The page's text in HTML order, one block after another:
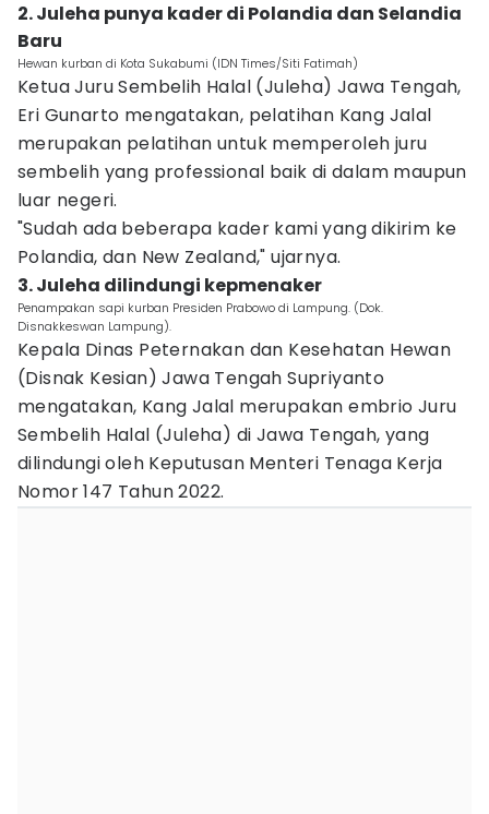
2. Juleha punya kader di Polandia dan Selandia
Baru
Hewan kurban di Kota Sukabumi (IDN Times/Siti Fatimah)
Ketua Juru Sembelih Halal (Juleha) Jawa Tengah,
Eri Gunarto mengatakan, pelatihan Kang Jalal
merupakan pelatihan untuk memperoleh juru
sembelih yang professional baik di dalam maupun
luar negeri.
"Sudah ada beberapa kader kami yang dikirim ke
Polandia, dan New Zealand," ujarnya.
3. Juleha dilindungi kepmenaker
Penampakan sapi kurban Presiden Prabowo di Lampung. (Dok.
Disnakkeswan Lampung).
Kepala Dinas Peternakan dan Kesehatan Hewan
(Disnak Kesian) Jawa Tengah Supriyanto
mengatakan, Kang Jalal merupakan embrio Juru
Sembelih Halal (Juleha) di Jawa Tengah, yang
dilindungi oleh Keputusan Menteri Tenaga Kerja
Nomor 147 Tahun 2022.